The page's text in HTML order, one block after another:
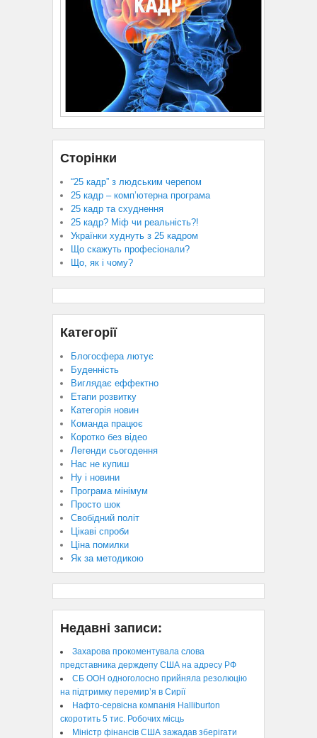
Сторінки
“25 кадр” з людським черепом
25 кадр – комп’ютерна програма
25 кадр та схуднення
25 кадр? Міф чи реальність?!
Українки худнуть з 25 кадром
Що скажуть професіонали?
Що, як і чому?
Категорії
Блогосфера лютує
Буденність
Виглядає еффектно
Етапи розвитку
Категорія новин
Команда працює
Коротко без відео
Легенди сьогодення
Нас не купиш
Ну і новини
Програма мінімум
Просто шок
Свобідний політ
Цікаві спроби
Ціна помилки
Як за методикою
Недавні записи:
Захарова прокоментувала слова
представника держдепу США на адресу РФ
СБ ООН одноголосно прийняла резолюцію
на підтримку перемир’я в Сирії
Нафто-сервісна компанія Halliburton
скоротить 5 тис. Робочих місць
Міністр фінансів США зажадав зберігати